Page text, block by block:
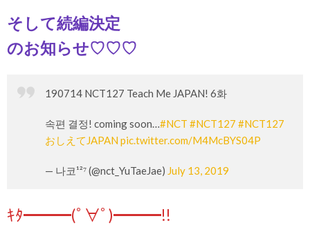
そして続編決定
のお知らせ♡♡♡
190714 NCT127 Teach Me JAPAN! 6화
속편 결정! coming soon…#NCT #NCT127 #NCT127
おしえてJAPAN pic.twitter.com/M4McBYS04P
— 나코¹²⁷ (@nct_YuTaeJae) July 13, 2019
ｷﾀ━━━(ﾟ∀ﾟ)━━━!!